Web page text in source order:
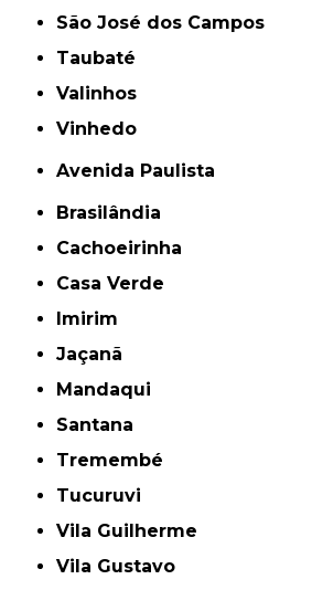
São José dos Campos
Taubaté
Valinhos
Vinhedo
Avenida Paulista
Brasilândia
Cachoeirinha
Casa Verde
Imirim
Jaçanã
Mandaqui
Santana
Tremembé
Tucuruvi
Vila Guilherme
Vila Gustavo